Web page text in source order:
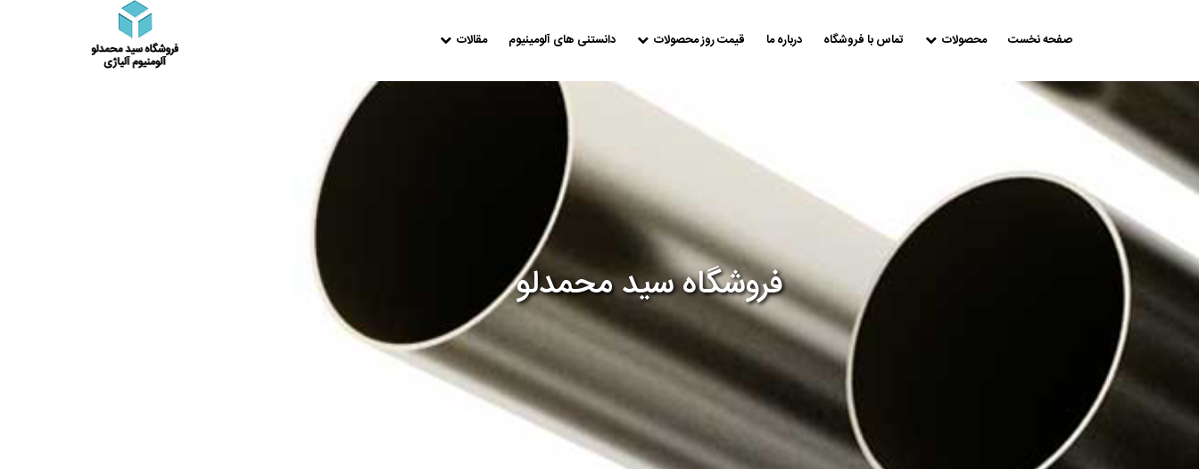
صفحه نخست محصولات تماس با فروشگاه درباره ما قیمت روز محصولات دانستنی های آلومینیوم مقالات
فروشگاه سید محمدلو